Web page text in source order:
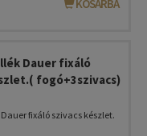
KOSÁRBA
Dauer fixáló
fogó+3szivacs)
fixáló szivacs készlet.